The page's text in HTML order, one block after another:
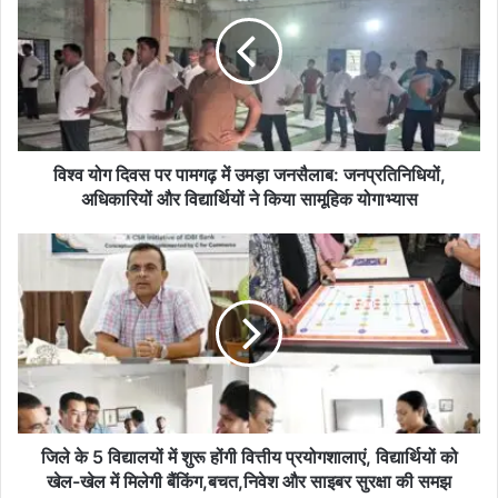
यो
दि
व
स
प
र
उ
म
ड़ा
ज
सै
ला
विश्व योग दिवस पर पामगढ़ में उमड़ा जनसैलाब: जनप्रतिनिधियों,
अधिकारियों और विद्यार्थियों ने किया सामूहिक योगाभ्यास
के
5
वि
द्या
ल
यों
में
जिले के 5 विद्यालयों में शुरू होंगी वित्तीय प्रयोगशालाएं, विद्यार्थियों को
खेल-खेल में मिलेगी बैंकिंग,बचत,निवेश और साइबर सुरक्षा की समझ